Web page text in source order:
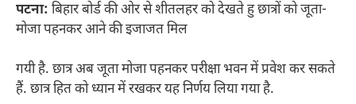
पटना: बिहार बोर्ड की ओर से शीतलहर को देखते हु छात्रों को जूता-
मोजा पहनकर आने की इजाजत मिल
गयी है. छात्र अब जूता मोजा पहनकर परीक्षा भवन में प्रवेश कर सकते
हैं. छात्र हित को ध्यान में रखकर यह निर्णय लिया गया है.